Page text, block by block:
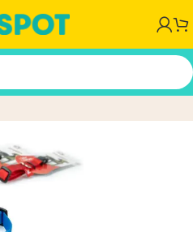
Fast Lock X-small 30-42cm